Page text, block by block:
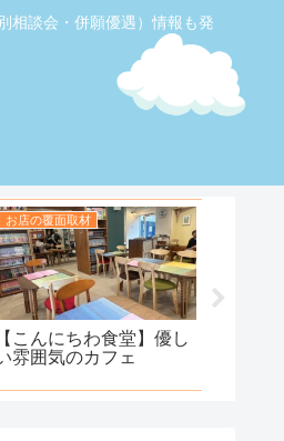
相談会・併願優遇）情報も発
お店の覆面取材
ハンバーグ工房 川越新河
店